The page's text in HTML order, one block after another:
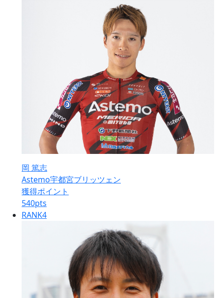
岡 篤志
Astemo宇都宮ブリッツェン
獲得ポイント
540pts
RANK4